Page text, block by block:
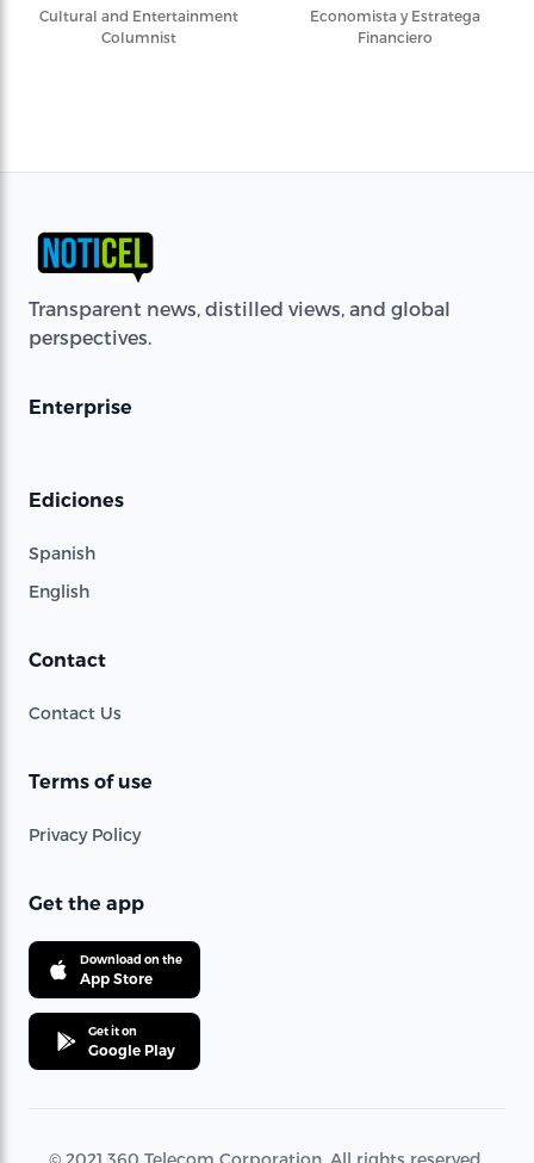
Cultural and Entertainment
Columnist
Economista y Estratega
Financiero
Transparent news, distilled views, and global
perspectives.
Enterprise
Ediciones
Spanish
English
Contact
Contact Us
Terms of use
Privacy Policy
Get the app
Download on the
App Store
Get it on
Google Play